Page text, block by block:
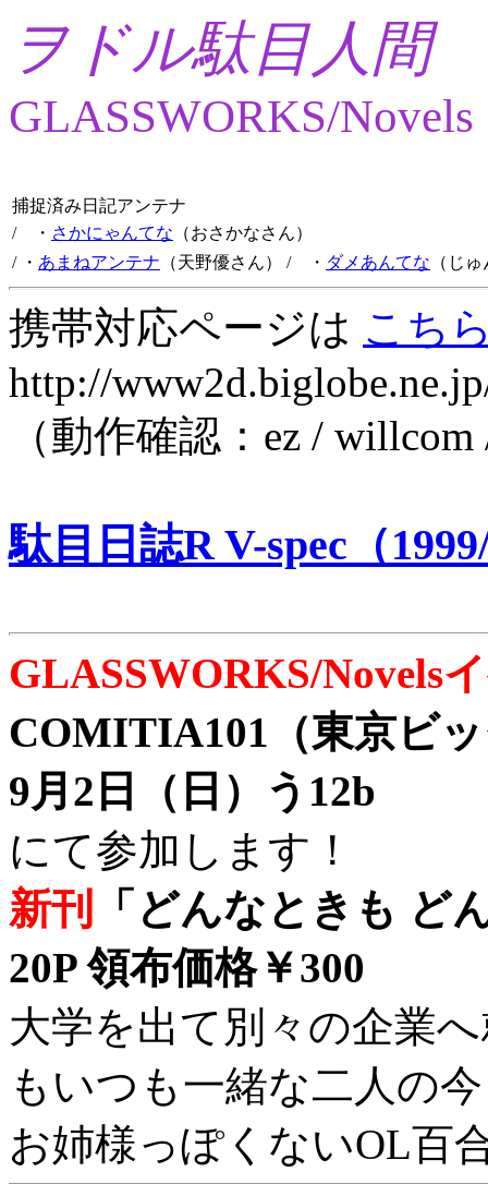
ヲドル駄目人間
GLASSWORKS/Novels
捕捉済み日記アンテナ
/ ・ さかにゃんてな （おさかなさん）
/ ・ あまねアンテナ （天野優さん） / ・ ダメあんてな （じ
携帯対応ページは こち
http://
（動作確認：ez /
駄目日誌R V-spec（
GLASSWORKS/Novels
COMITIA101（東京ビ
9月2日（日）う12b
にて参加します！
新刊
「どんなときも ど
20P 領布価格￥300
大学を出て別々の企業
もいつも一緒な二人の
お姉様っぽくないOL百